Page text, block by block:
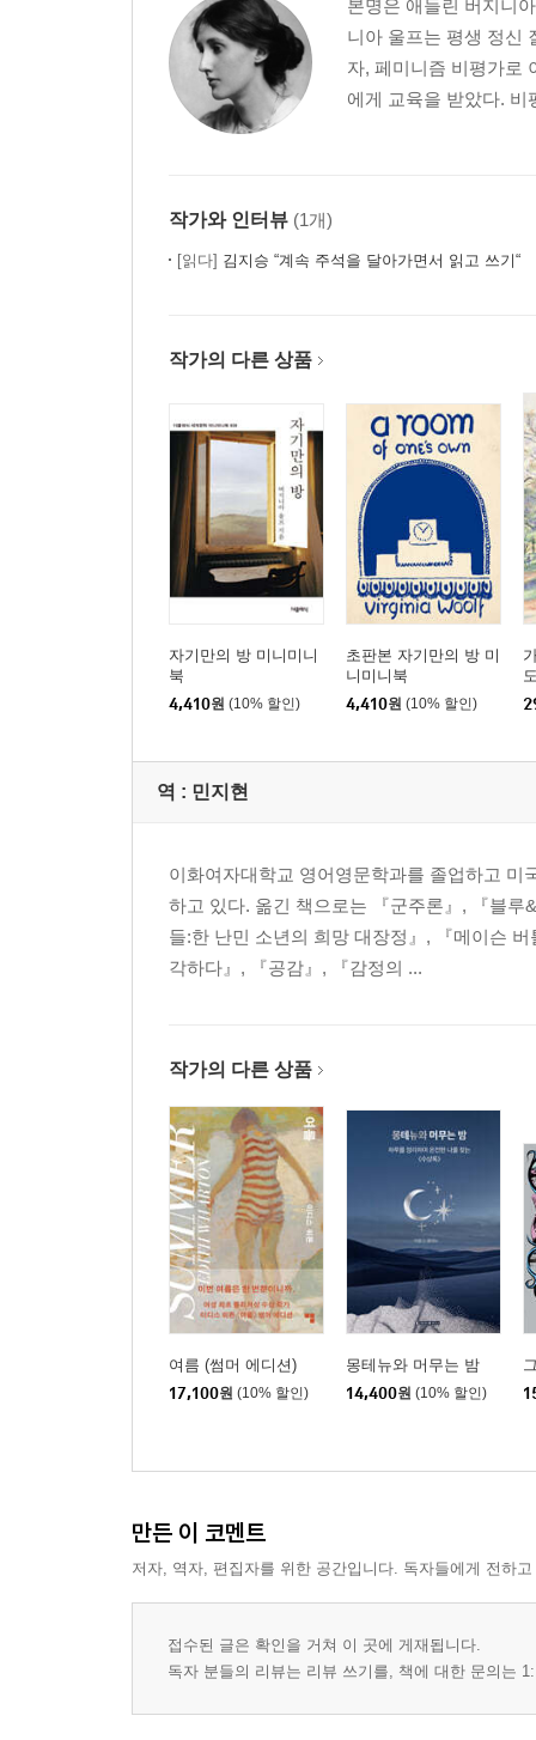
본명은 애들린 버지니
니아 울프는 평생 정신
자, 페미니즘 비평가로
에게 교육을 받았다. 비
작가와 인터뷰 (1개)
[읽다] 김지승 “계속 주석을 달아가면서 읽고 쓰기“
작가의 다른 상품
자기만의 방 미니미니
북
4,410원 (10% 할인)
초판본 자기만의 방 미
니미니북
4,410원 (10% 할인)
역 : 민지현
이화여자대학교 영어영문학과를 졸업하고
하고 있다. 옮긴 책으로는 『군주론』, 『블
들:한 난민 소년의 희망 대장정』, 『메이슨
각하다』, 『공감』, 『감정의 ...
작가의 다른 상품
여름 (썸머 에디션)
17,100원 (10% 할인)
몽테뉴와 머무는 밤
14,400원 (10% 할인)
만든 이 코멘트
저자, 역자, 편집자를 위한 공간입니다. 독자들에게 전하
접수된 글은 확인을 거쳐 이 곳에 게재됩니다.
독자 분들의 리뷰는 리뷰 쓰기를, 책에 대한 문의는